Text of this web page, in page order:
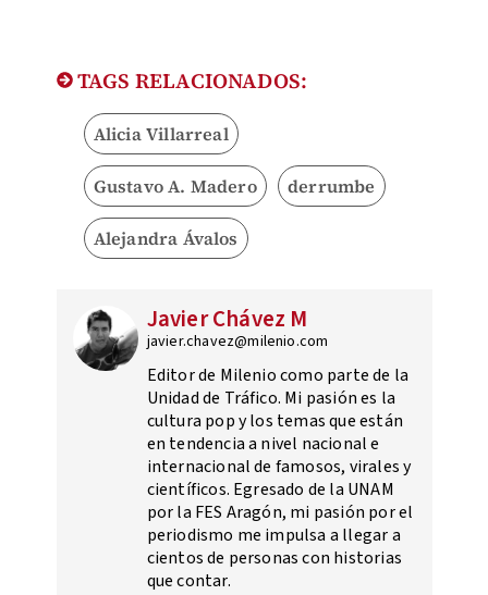
TAGS RELACIONADOS:
Alicia Villarreal
Gustavo A. Madero derrumbe
Alejandra Ávalos
Javier Chávez M
javier.chavez@milenio.com
Editor de Milenio como parte de la
Unidad de Tráfico. Mi pasión es la
cultura pop y los temas que están
en tendencia a nivel nacional e
internacional de famosos, virales y
científicos. Egresado de la UNAM
por la FES Aragón, mi pasión por el
periodismo me impulsa a llegar a
cientos de personas con historias
que contar.